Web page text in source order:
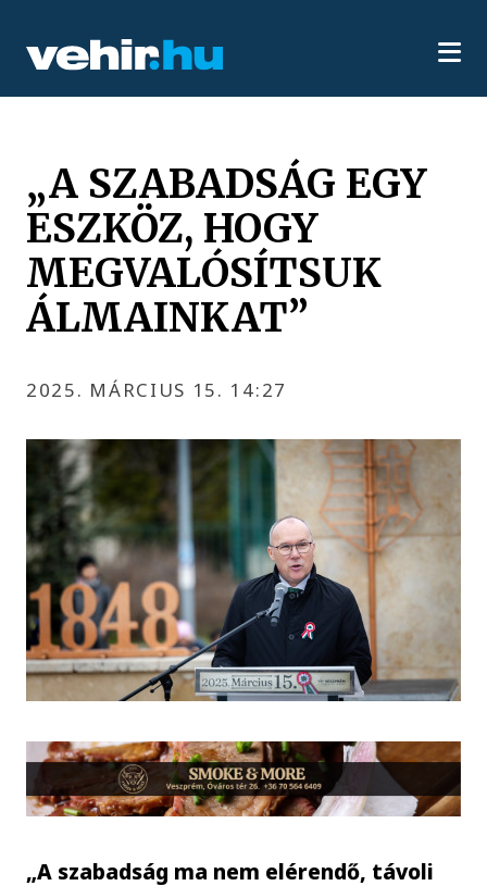
„A SZABADSÁG EGY
ESZKÖZ, HOGY
MEGVALÓSÍTSUK
ÁLMAINKAT”
2025. MÁRCIUS 15. 14:27
„A szabadság ma nem elérendő, távoli